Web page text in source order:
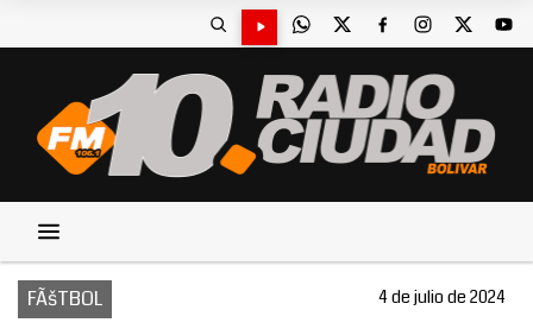
FÃšTBOL 4 de julio de 2024